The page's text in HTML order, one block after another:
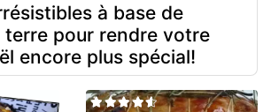
à base de
terre pour rendre votre
encore plus spécial!